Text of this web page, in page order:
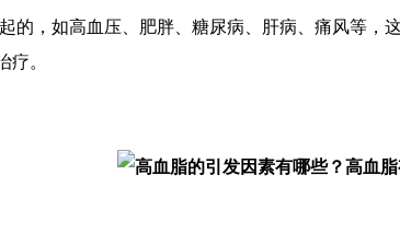
的，如高血压、肥胖、糖尿病、肝病、痛风等
疗。